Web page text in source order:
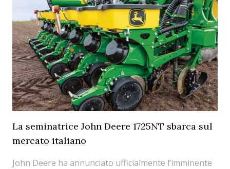
La seminatrice John Deere 1725NT sbarca sul
mercato italiano
John Deere ha annunciato ufficialmente l’imminente